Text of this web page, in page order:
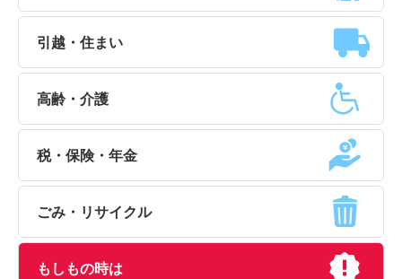
引越・住まい
高齢・介護
税・保険・年金
ごみ・リサイクル
もしもの時は